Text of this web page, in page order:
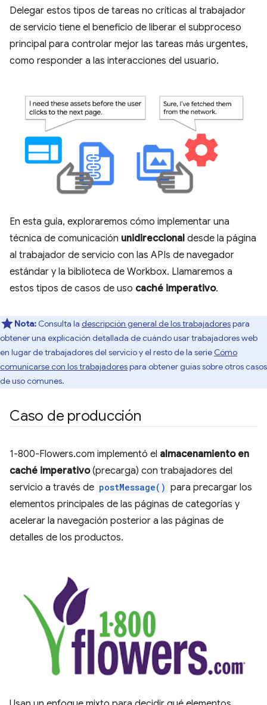
Delegar estos tipos de tareas no críticas al trabajador
de servicio tiene el beneficio de liberar el subproceso
principal para controlar mejor las tareas más urgentes,
como responder a las interacciones del usuario.
En esta guía, exploraremos cómo implementar una
técnica de comunicación unidireccional desde la página
al trabajador de servicio con las APIs de navegador
estándar y la biblioteca de Workbox. Llamaremos a
estos tipos de casos de uso caché imperativo.
Nota: Consulta la descripción general de los trabajadorespara
obtener una explicación detallada de cuándo usar trabajadores web
en lugar de trabajadores del servicio y el resto de la serie Cómo
comunicarse con los trabajadorespara obtener guías sobre otros casos
de uso comunes.
Caso de producción
1-800-Flowers.com implementó el almacenamiento en
caché imperativo(precarga) con trabajadores del
servicio a través de postMessage() para precargar los
elementos principales de las páginas de categorías y
acelerar la navegación posterior a las páginas de
detalles de los productos.